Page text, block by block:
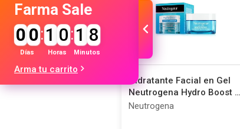
Farma Sale
0 0
Días
:1 0
Horas
:1 8
Minutos
Arma tu carrito
Hidratante Facial en Gel
Neutrogena Hydro Boost x
50 g
Neutrogena